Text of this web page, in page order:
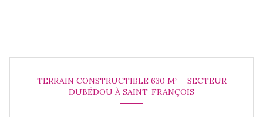
TERRAIN CONSTRUCTIBLE 630 M² – SECTEUR
DUBÉDOU À SAINT-FRANÇOIS